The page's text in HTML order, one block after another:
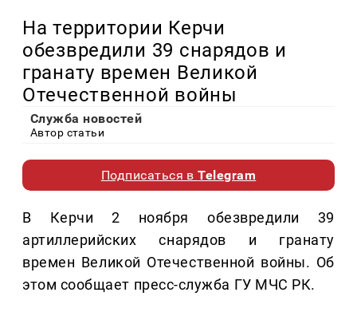
На территории Керчи
обезвредили 39 снарядов и
гранату времен Великой
Отечественной войны
Служба новостей
Автор статьи
Подписаться вTelegram
В Керчи 2 ноября обезвредили 39
артиллерийских снарядов и гранату
времен Великой Отечественной войны. Об
этом сообщает пресс-служба ГУ МЧС РК.